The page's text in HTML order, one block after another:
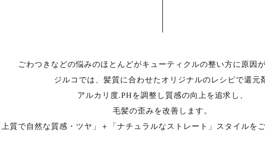
ごわつきなどの悩みのほとんどがキューティクルの整い方に原因が
ジルコでは、髪質に合わせたオリジナルのレシピで還元
アルカリ度.PHを調整し質感の向上を追求し、
毛髪の歪みを改善します。
上質で自然な質感・ツヤ」＋「ナチュラルなストレート」スタイルを